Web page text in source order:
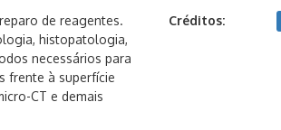
de reagentes.
histopatologia,
necessários para
frente à superfície
CT e demais
Créditos: